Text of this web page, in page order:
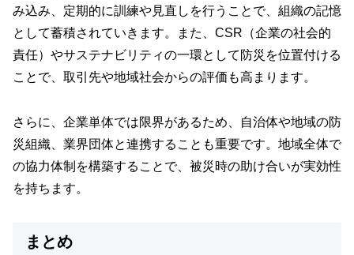
み込み、定期的に訓練や見直しを行うことで、組織の記憶
として蓄積されていきます。また、CSR（企業の社会的
責任）やサステナビリティの一環として防災を位置付ける
ことで、取引先や地域社会からの評価も高まります。
さらに、企業単体では限界があるため、自治体や地域の防
災組織、業界団体と連携することも重要です。地域全体で
の協力体制を構築することで、被災時の助け合いが実効性
を持ちます。
まとめ